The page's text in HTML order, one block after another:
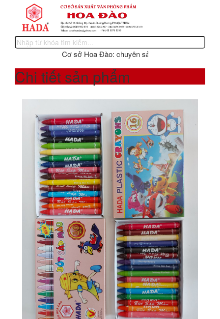
Cơ sở Hoa Đào: chuyên sản xuất các sản phẩm
Chi tiết sản phẩm